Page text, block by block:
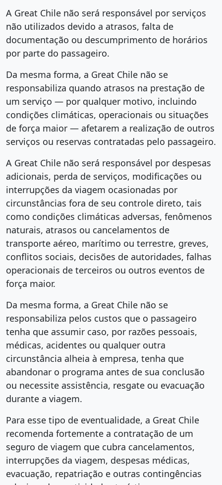
A Great Chile não será responsável por serviços
não utilizados devido a atrasos, falta de
documentação ou descumprimento de horários
por parte do passageiro.
Da mesma forma, a Great Chile não se
responsabiliza quando atrasos na prestação de
um serviço — por qualquer motivo, incluindo
condições climáticas, operacionais ou situações
de força maior — afetarem a realização de outros
serviços ou reservas contratadas pelo passageiro.
A Great Chile não será responsável por despesas
adicionais, perda de serviços, modificações ou
interrupções da viagem ocasionadas por
circunstâncias fora de seu controle direto, tais
como condições climáticas adversas, fenômenos
naturais, atrasos ou cancelamentos de
transporte aéreo, marítimo ou terrestre, greves,
conflitos sociais, decisões de autoridades, falhas
operacionais de terceiros ou outros eventos de
força maior.
Da mesma forma, a Great Chile não se
responsabiliza pelos custos que o passageiro
tenha que assumir caso, por razões pessoais,
médicas, acidentes ou qualquer outra
circunstância alheia à empresa, tenha que
abandonar o programa antes de sua conclusão
ou necessite assistência, resgate ou evacuação
durante a viagem.
Para esse tipo de eventualidade, a Great Chile
recomenda fortemente a contratação de um
seguro de viagem que cubra cancelamentos,
interrupções da viagem, despesas médicas,
evacuação, repatriação e outras contingências